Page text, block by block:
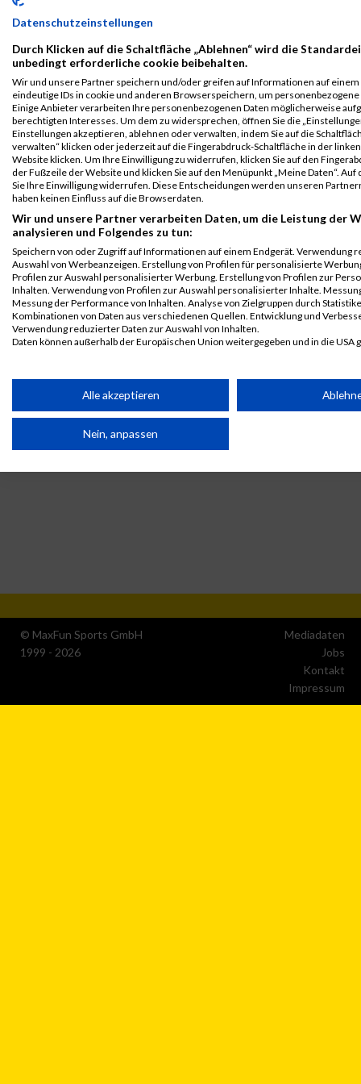
Nürnberg
B2RUN Nürnberg
B2Run
Nürnberg
Einzelwertung
männlich
4407 Björn Schäefer 0000
Bahn AG
B2Run
Nürnberg
Teamwertung
männlich
4407 Björn Schäefer 0000 GER
Deutsche
Bahn AG
B2Run
Nürnberg
Teamwertung
mixed
4407 Björn Schäefer 0000 GER
Deutsche
Legende:
GPos = Geschlechter Position, KPos = Kategorie Position, TPos =
Team Position, DNS = Did not start, DNF = Did not finish, DQ =
Disqualifiziert
© MaxFun Sports GmbH
1999 - 2026
Mediadaten
Jobs
Kontakt
Impressum
Datenschutzeinstellungen
Durch Klicken auf die Schaltfläche „Ablehnen“ wird die
unbedingt erforderliche cookie beibehalten.
Wir und unsere Partner speichern und/oder greifen auf Informationen auf einem
eindeutige IDs in cookie und anderen Browserspeichern, um
Einige Anbieter verarbeiten Ihre personenbezogenen Daten möglicherweise
berechtigten Interesses. Um dem zu widersprechen, öffnen Sie die
Einstellungen akzeptieren, ablehnen oder verwalten, indem Sie auf die
verwalten“ klicken oder jederzeit auf die Fingerabdruck-Schaltfläche in der
Website klicken. Um Ihre Einwilligung zu widerrufen, klicken Sie auf den
der Fußzeile der Website und klicken Sie auf den Menüpunkt „Meine Daten“. Auf
Sie Ihre Einwilligung widerrufen. Diese Entscheidungen werden unseren
haben keinen Einfluss auf die Browserdaten.
Wir und unsere Partner verarbeiten Daten, um die Leistung der
analysieren und Folgendes zu tun:
Speichern von oder Zugriff auf Informationen auf einem Endgerät. Verwendung
Auswahl von Werbeanzeigen. Erstellung von Profilen für personalisierte
Profilen zur Auswahl personalisierter Werbung. Erstellung von Profilen zur
Inhalten. Verwendung von Profilen zur Auswahl personalisierter Inhalte.
Messung der Performance von Inhalten. Analyse von Zielgruppen durch
Kombinationen von Daten aus verschiedenen Quellen. Entwicklung und
Verwendung reduzierter Daten zur Auswahl von Inhalten.
Daten können außerhalb der Europäischen Union weitergegeben und in die USA
Partnerliste anzeigen (1 IAB-Anbieter)
Wir nutzen Ihre Daten für folgende Zwecke:
IAB-Verarbeitungszwecke:
Verwendung von Profilen zur Auswahl personalisierter
Erstellung von Profilen zur Personalisierung von Inhalten
Alle akzeptieren
Nein, anpassen